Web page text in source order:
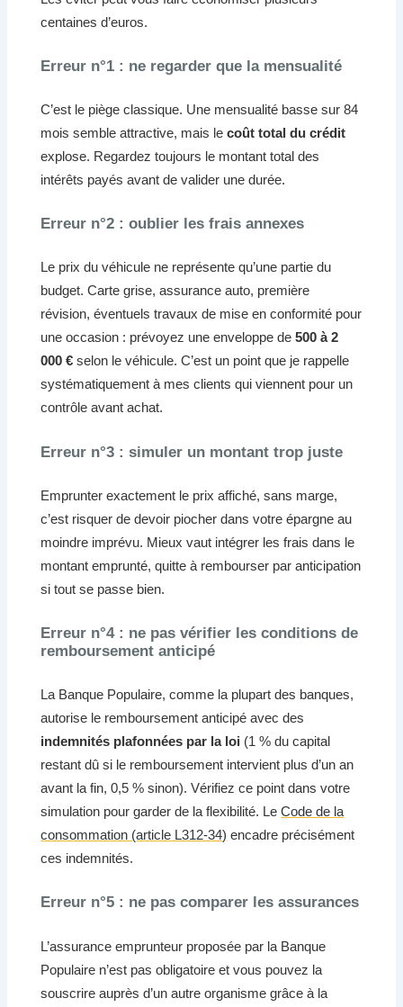
centaines d’euros.
Erreur n°1 : ne regarder que la mensualité
C’est le piège classique. Une mensualité basse sur 84
mois semble attractive, mais lecoût total du crédit
explose. Regardez toujours le montant total des
intérêts payés avant de valider une durée.
Erreur n°2 : oublier les frais annexes
Le prix du véhicule ne représente qu’une partie du
budget. Carte grise, assurance auto, première
révision, éventuels travaux de mise en conformité pour
une occasion : prévoyez une enveloppe de500 à 2
000 € selon le véhicule. C’est un point que je rappelle
systématiquement à mes clients qui viennent pour un
contrôle avant achat.
Erreur n°3 : simuler un montant trop juste
Emprunter exactement le prix affiché, sans marge,
c’est risquer de devoir piocher dans votre épargne au
moindre imprévu. Mieux vaut intégrer les frais dans le
montant emprunté, quitte à rembourser par anticipation
si tout se passe bien.
Erreur n°4 : ne pas vérifier les conditions de
remboursement anticipé
La Banque Populaire, comme la plupart des banques,
autorise le remboursement anticipé avec des
indemnités plafonnées par la loi (1 % du capital
restant dû si le remboursement intervient plus d’un an
avant la fin, 0,5 % sinon). Vérifiez ce point dans votre
simulation pour garder de la flexibilité. LeCode de la
consommation (article L312-34) encadre précisément
ces indemnités.
Erreur n°5 : ne pas comparer les assurances
L’assurance emprunteur proposée par la Banque
Populaire n’est pas obligatoire et vous pouvez la
souscrire auprès d’un autre organisme grâce à la